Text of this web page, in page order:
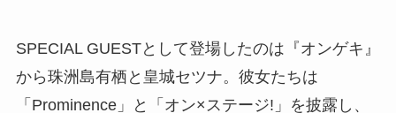
SPECIAL GUESTとして登場したのは『オンゲキ』
から珠洲島有栖と皇城セツナ。彼女たちは
「Prominence」と「オン×ステージ!」を披露し、